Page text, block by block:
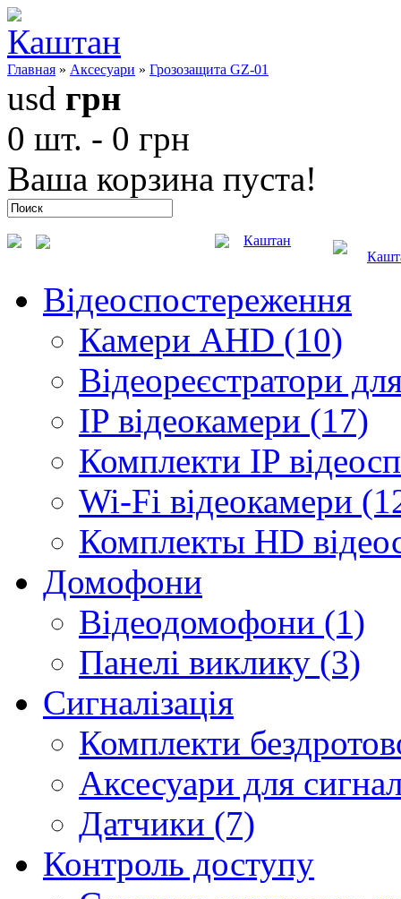
Главная » Аксесуари » Грозозащита GZ-01
usd грн
0 шт. - 0 грн
Ваша корзина пуста!
Каштан
Відеоспостереження
Камери AHD (10)
Відеореєстратори
IP відеокамери (17)
Комплекти IP
Wi-Fi відеокамери
Комплекты HD
Домофони
Відеодомофони (1)
Панелі виклику (3)
Сигналізація
Комплекти
Аксесуари для
Датчики (7)
Контроль доступу